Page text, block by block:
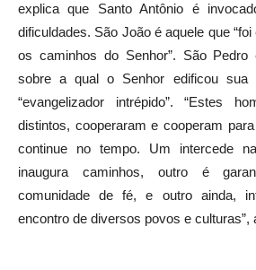
explica que Santo Antônio é
dificuldades. São João é aquele que
os caminhos do Senhor”. São Pedro
sobre a qual o Senhor edificou sua
“evangelizador intrépido”. “Estes
distintos, cooperaram e cooperam
continue no tempo. Um intercede
inaugura caminhos, outro é
comunidade de fé, e outro ainda,
encontro de diversos povos e culturas”,